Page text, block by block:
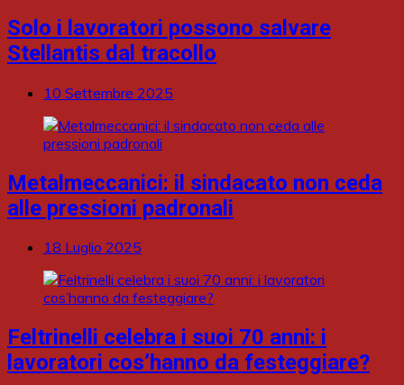
Solo i lavoratori possono salvare
Stellantis dal tracollo
10 Settembre 2025
Metalmeccanici: il sindacato non ceda
alle pressioni padronali
18 Luglio 2025
Feltrinelli celebra i suoi 70 anni: i
lavoratori cos’hanno da festeggiare?